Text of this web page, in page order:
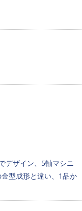
デザイン、5軸マシニ
型成形と違い、1品か